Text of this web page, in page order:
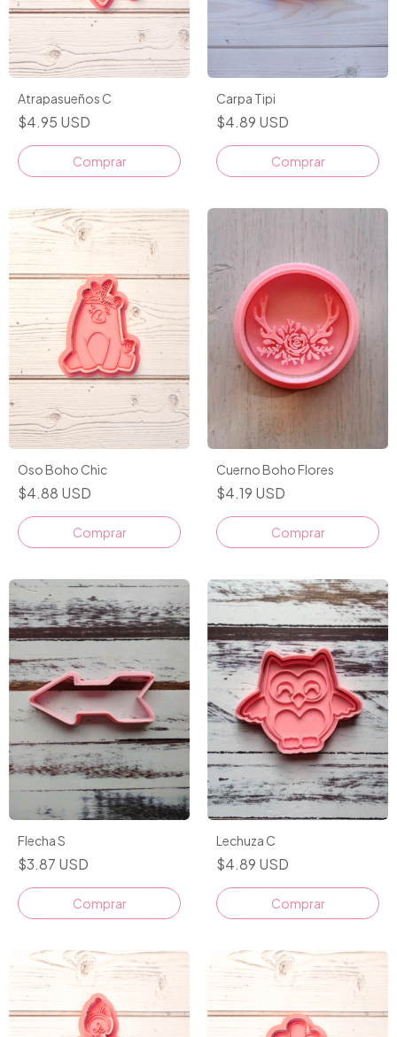
Atrapasueños C
$4.95 USD
Comprar
Carpa Tipi
$4.89 USD
Comprar
Oso Boho Chic
$4.88 USD
Comprar
Cuerno Boho Flores
$4.19 USD
Comprar
Flecha S
$3.87 USD
Comprar
Lechuza C
$4.89 USD
Comprar